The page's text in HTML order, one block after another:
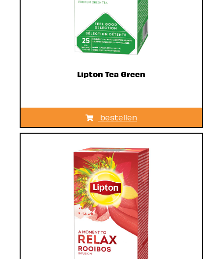
Lipton Tea Green
bestellen